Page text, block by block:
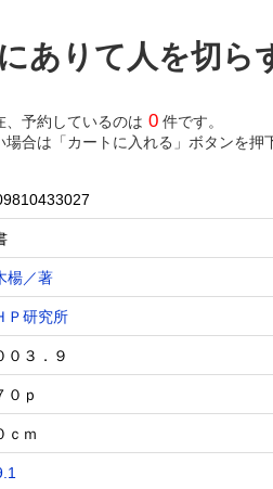
ありて人を切ら
、予約しているのは 0 件です。
場合は「カートに入れる」ボタンを押
楊／著
Ｐ研究所
０３．９
０ｐ
ｃｍ